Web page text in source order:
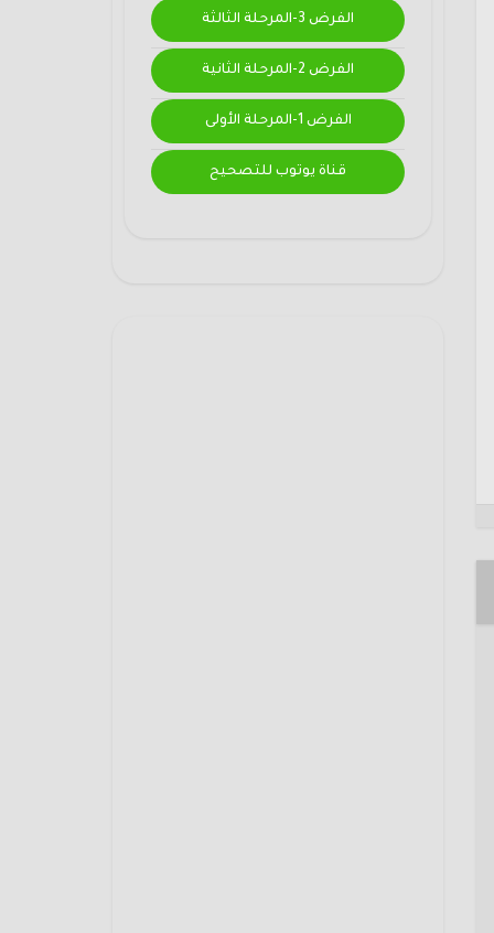
الفرض 3-المرحلة الثالثة
الفرض 2-المرحلة الثانية
الفرض 1-المرحلة الأولى
قناة يوتوب للتصحيح